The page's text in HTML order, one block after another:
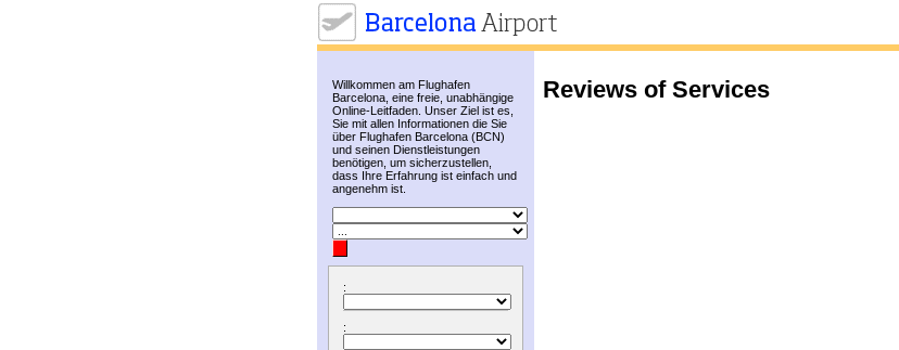
Willkommen am Flughafen
Barcelona, eine freie, unabhängige
Online-Leitfaden. Unser Ziel ist es,
Sie mit allen Informationen die Sie
über Flughafen Barcelona (BCN)
und seinen Dienstleistungen
benötigen, um sicherzustellen,
dass Ihre Erfahrung ist einfach und
angenehm ist.
:
:
Reviews of Services